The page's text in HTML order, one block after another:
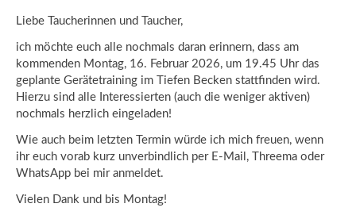
Liebe Taucherinnen und Taucher,
ich möchte euch alle nochmals daran erinnern, dass am
kommenden Montag, 16. Februar 2026, um 19.45 Uhr das
geplante Gerätetraining im Tiefen Becken stattfinden wird.
Hierzu sind alle Interessierten (auch die weniger aktiven)
nochmals herzlich eingeladen!
Wie auch beim letzten Termin würde ich mich freuen, wenn
ihr euch vorab kurz unverbindlich per E-Mail, Threema oder
WhatsApp bei mir anmeldet.
Vielen Dank und bis Montag!